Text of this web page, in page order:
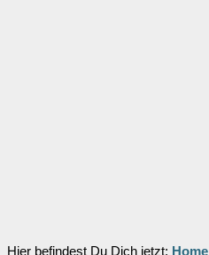
Hier befindest Du Dich jetzt: Home